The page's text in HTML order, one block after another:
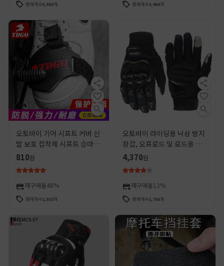
판매개수5,565개 판매개수3,460개
오토바이 기어 시프트 커버 신
발 보호 접착제 시프트 승마 신
발 커버 미끄럼 방지 기어 로드
보호 보호 신발 기사 장비
810원
재구매율48%
판매개수1,933개
오토바이 라이딩용 낙상 방지
장갑, 오프로드 및 로드용 터
치스크린 풀핑거 장갑, 통기성
오토바이 장비, 도매용 손목
보호대
4,370원
재구매율12%
판매개수1,706개